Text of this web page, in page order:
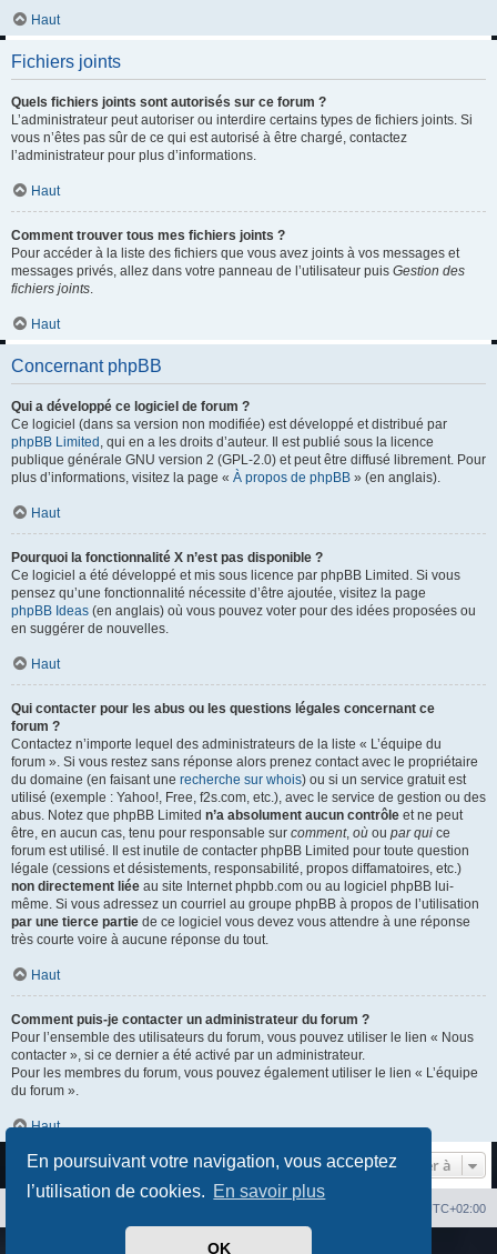
En poursuivant votre navigation, vous acceptez
l’utilisation de cookies. En savoir plus
OK
Haut
Fichiers joints
Quels fichiers joints sont autorisés sur ce forum ?
L’administrateur peut autoriser ou interdire certains types de fichiers joints. Si
vous n’êtes pas sûr de ce qui est autorisé à être chargé, contactez
l’administrateur pour plus d’informations.
Haut
Comment trouver tous mes fichiers joints ?
Pour accéder à la liste des fichiers que vous avez joints à vos messages et
messages privés, allez dans votre panneau de l’utilisateur puis Gestion des
fichiers joints
Haut
Concernant phpBB
Qui a développé ce logiciel de forum ?
Ce logiciel (dans sa version non modifiée) est développé et distribué par
phpBB Limited , qui en a les droits d’auteur. Il est publié sous la licence
publique générale GNU version 2 (GPL-2.0) et peut être diffusé librement. Pour
plus d’informations, visitez la page « À propos de phpBB » (en anglais).
Haut
Pourquoi la fonctionnalité X n’est pas disponible ?
Ce logiciel a été développé et mis sous licence par phpBB Limited. Si vous
pensez qu’une fonctionnalité nécessite d’être ajoutée, visitez la page
phpBB Ideas (en anglais) où vous pouvez voter pour des idées proposées ou
en suggérer de nouvelles.
Haut
Qui contacter pour les abus ou les questions légales concernant ce
forum ?
Contactez n’importe lequel des administrateurs de la liste « L’équipe du
forum ». Si vous restez sans réponse alors prenez contact avec le propriétaire
du domaine (en faisant une recherche sur whois) ou si un service gratuit est
utilisé (exemple : Yahoo!, Free, f2s.com, etc.), avec le service de gestion ou des
abus. Notez que phpBB Limited n’a absolument aucun contrôle et ne peut
être, en aucun cas, tenu pour responsable sur comment, où ou par qui ce
forum est utilisé. Il est inutile de contacter phpBB Limited pour toute question
légale (cessions et désistements, responsabilité, propos diffamatoires, etc.)
non directement liée au site Internet phpbb.com ou au logiciel phpBB lui-
même. Si vous adressez un courriel au groupe phpBB à propos de l’utilisation
par une tierce partie de ce logiciel vous devez vous attendre à une réponse
très courte voire à aucune réponse du tout.
Haut
Comment puis-je contacter un administrateur du forum ?
Pour l’ensemble des utilisateurs du forum, vous pouvez utiliser le lien « Nous
contacter », si ce dernier a été activé par un administrateur.
Pour les membres du forum, vous pouvez également utiliser le lien « L’équipe
du forum ».
Haut
Aller à
UTC+02:00
phpBB® Forum Software © phpBB Limited